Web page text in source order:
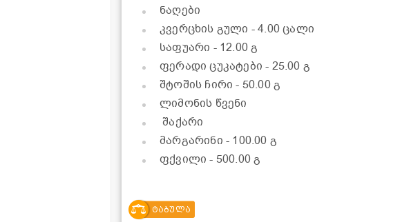
ნაღები
კვერცხის გული - 4.00 ცალი
საფუარი - 12.00 გ
ფერადი ცუკატები- 25.00 გ
შტოშის ჩირი- 50.00 გ
ლიმონის წვენი
შაქარი
მარგარინი - 100.00 გ
ფქვილი- 500.00 გ
ტაბულა